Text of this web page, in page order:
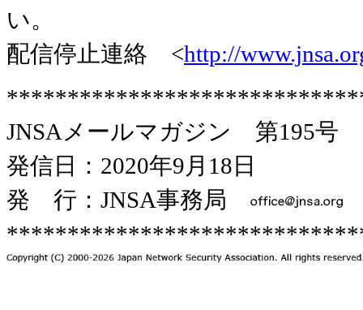
い。
配信停止連絡 <http://
JNSAメールマガジン 第195号
発信日：2020年9月18日
発 行：JNSA事務局